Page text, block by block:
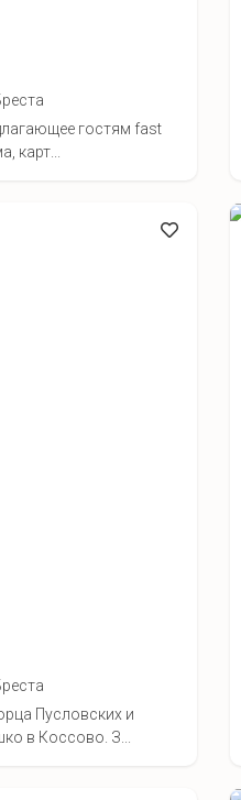
гостям fast
карт...
Пусловских и
в Коссово. З...